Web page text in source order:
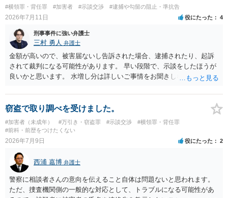
#横領罪・背任罪 #加害者 #示談交渉 #逮捕や勾留の阻止・準抗告
2026年7月11日 役にたった 4
刑事事件に強い弁護士
三村 勇人 弁護士
金額が高いので、被害届ないし告訴された場合、逮捕されたり、起訴
されて裁判になる可能性があります。 早い段階で、示談をしたほうが
良いかと思います。 水増し分は詳しいご事情をお聞きしなければお答
窃盗で取り調べを受けました。
#加害者（未成年） #万引き・窃盗罪 #示談交渉
#横領罪・背任罪
#前科・前歴をつけたくない
2026年7月9日 役にたった 2
西浦 嘉博 弁護士
警察に相談者さんの意向を伝えること自体は問題ないと思われます。
ただ、捜査機関側の一般的な対応として、トラブルになる可能性があ